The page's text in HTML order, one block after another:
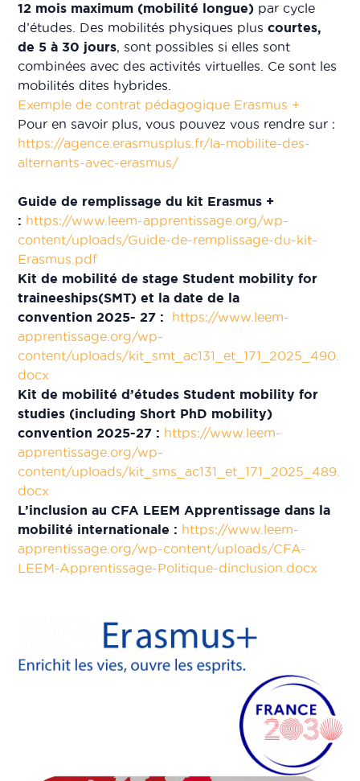
12 mois maximum (mobilité longue) par cycle
d’études. Des mobilités physiques pluscourtes,
de 5 à 30 jours, sont possibles si elles sont
combinées avec des activités virtuelles. Ce sont les
mobilités dites hybrides.
Exemple de contrat pédagogique Erasmus +
Pour en savoir plus, vous pouvez vous rendre sur :
https://agence.erasmusplus.fr/la-mobilite-des-
alternants-avec-erasmus/
Guide de remplissage du kit Erasmus +
: https://www.leem-apprentissage.org/wp-
content/uploads/Guide-de-remplissage-du-kit-
Erasmus.pdf
Kit de mobilité de stageStudent mobility for
traineeships(SMT) et la date de la
convention2025- 27 : https://www.leem-
apprentissage.org/wp-
content/uploads/kit_smt_ac131_et_171_2025_490.
docx
Kit de mobilité d’étudesStudent mobility for
studies (including Short PhD mobility)
convention 2025-27 : https://www.leem-
apprentissage.org/wp-
content/uploads/kit_sms_ac131_et_171_2025_489.
docx
L’inclusion au CFA LEEM Apprentissage dans la
mobilité internationale : https://www.leem-
apprentissage.org/wp-content/uploads/CFA-
LEEM-Apprentissage-Politique-dinclusion.docx